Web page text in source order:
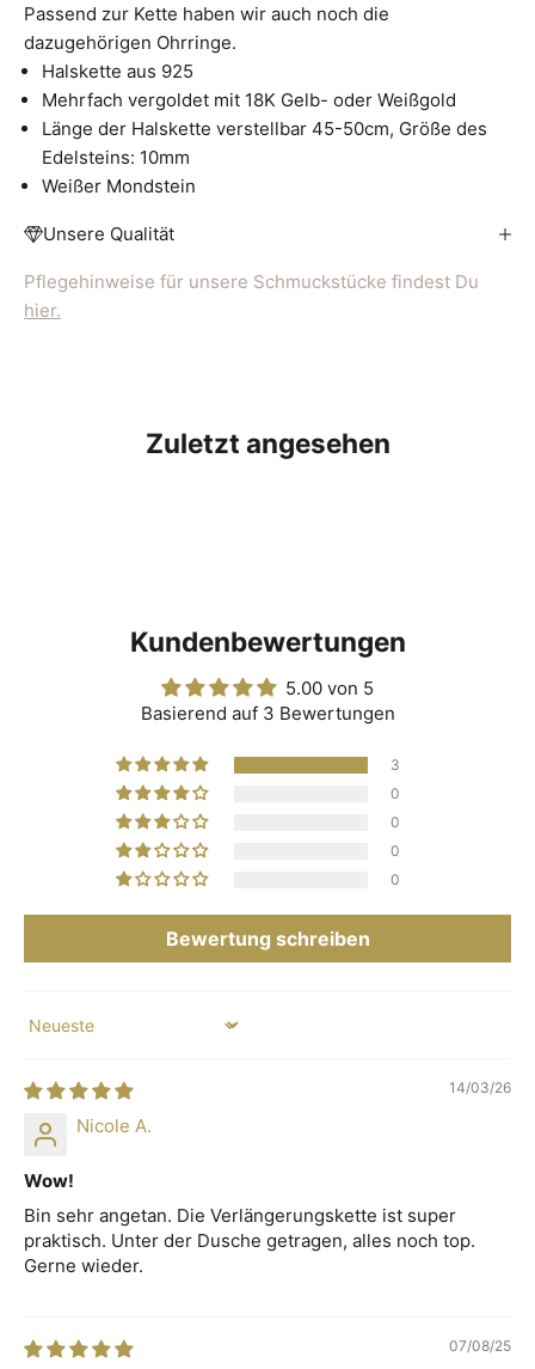
Passend zur Kette haben wir auch noch die
dazugehörigen Ohrringe.
Halskette aus 925
Mehrfach vergoldet mit 18K Gelb- oder Weißgold
Länge der Halskette verstellbar 45-50cm, Größe des
Edelsteins: 10mm
Weißer Mondstein
Unsere Qualität
Pflegehinweise für unsere Schmuckstücke findest Du
hier.
Zuletzt angesehen
Kundenbewertungen
5.00 von 5
Basierend auf 3 Bewertungen
3
0
0
0
0
Bewertung schreiben
Sort by
14/03/26
Nicole A.
Wow!
Bin sehr angetan. Die Verlängerungskette ist super
praktisch. Unter der Dusche getragen, alles noch top.
Gerne wieder.
07/08/25